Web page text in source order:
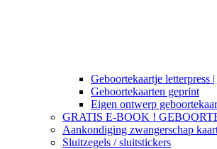
Geboortekaartje letterpress
Geboortekaarten geprint
Eigen ontwerp
GRATIS E-BOOK !
Aankondiging zwangerschap
Sluitzegels / sluitstickers